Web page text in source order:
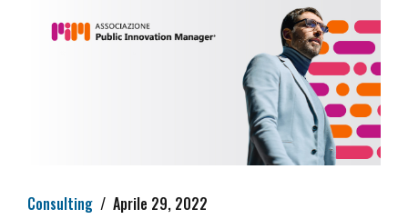
Consulting Aprile 29, 2022